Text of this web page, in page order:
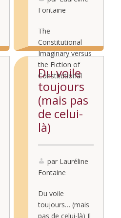
était d’
classe …
Fontaine
The
Constitutional
Imaginary versus
the Fiction of
Constitutional
Law Translated
from the French
by John Angell
The French
version of this
essay will appear
Revue Critique,
2016, vol. 2. and
idea that
constitutions
Lire la
suite...
Du voile
toujours
(mais pas
de celui-
là)
par Lauréline
Fontaine
Du voile
toujours… (mais
pas de celui-là) Il